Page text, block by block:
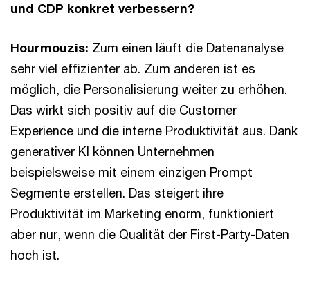
und CDP konkret verbessern?
Hourmouzis: Zum einen läuft die Datenanalyse
sehr viel effizienter ab. Zum anderen ist es
möglich, die Personalisierung weiter zu erhöhen.
Das wirkt sich positiv auf die Customer
Experience und die interne Produktivität aus. Dank
generativer KI können Unternehmen
beispielsweise mit einem einzigen Prompt
Segmente erstellen. Das steigert ihre
Produktivität im Marketing enorm, funktioniert
aber nur, wenn die Qualität der First-Party-Daten
hoch ist.